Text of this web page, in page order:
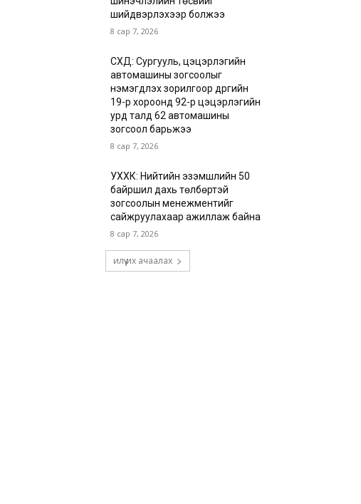
шийдвэрлэхээр болжээ
8 сар 7, 2026
СХД: Сургууль, цэцэрлэгийн
автомашины зогсоолыг
нэмэгдүүлэх зорилгоор дүүргийн
19-р хороонд 92-р цэцэрлэгийн
урд талд 62 автомашины
зогсоол барьжээ
8 сар 7, 2026
УХХК: Нийтийн эзэмшлийн 50
байршил дахь төлбөртэй
зогсоолын менежментийг
сайжруулахаар ажиллаж байна
8 сар 7, 2026
илүү их ачаалах